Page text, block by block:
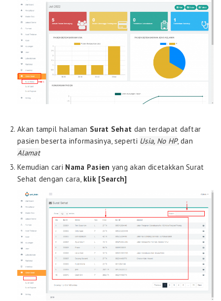
Akan tampil halaman Surat Sehat dan terdapat daftar
pasien beserta informasinya, seperti Usia, No HP, dan
Alamat
Kemudian cari Nama Pasien yang akan dicetakkan Surat
Sehat dengan cara, klik [Search]